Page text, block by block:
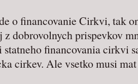
o financovanie Cirkvi, tak
z dobrovolnych prispevkov
statneho financovania cirkvi
cirkev. Ale vsetko musi